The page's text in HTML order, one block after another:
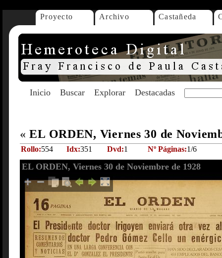
Proyecto Archivo Castañeda
Inicio Buscar Explorar Destacadas
« EL ORDEN, Viernes 30 de
Rollo:554 Idx:351 Dvd:1 Nº Páginas:1/6
EL ORDEN, Viernes 30 de Noviembre de 1928